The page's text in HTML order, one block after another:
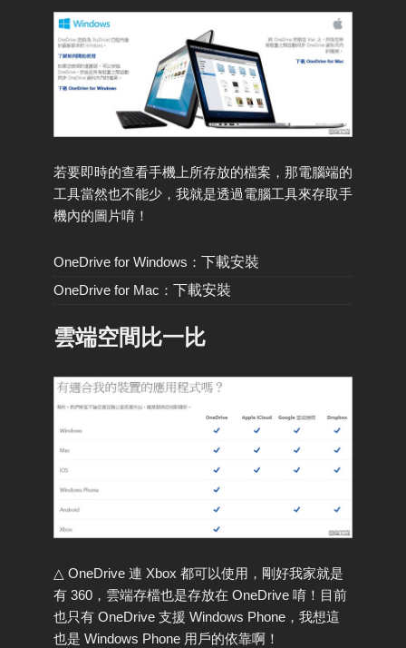
若要即時的查看手機上所存放的檔案，那電腦端的
工具當然也不能少，我就是透過電腦工具來存取手
機內的圖片唷！
OneDrive for Windows： 下載安裝
OneDrive for Mac： 下載安裝
雲端空間比一比
△ OneDrive 連 Xbox 都可以使用，剛好我家就是
有 360，雲端存檔也是存放在 OneDrive 唷！目前
也只有 OneDrive 支援 Windows Phone，我想這
也是 Windows Phone 用戶的依靠啊！